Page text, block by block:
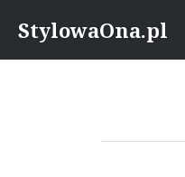
content
StylowaOna.pl